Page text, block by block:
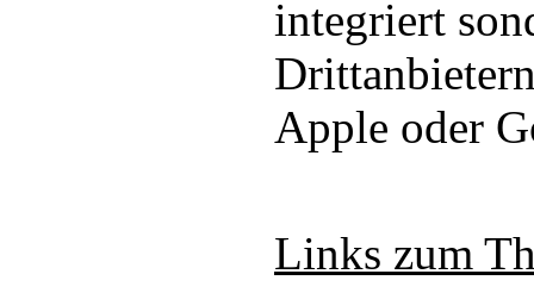
integriert
Apple oder
Links zum